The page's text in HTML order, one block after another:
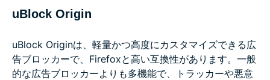
uBlock Origin
uBlock Originは、軽量かつ高度にカスタマイズできる広
告ブロッカーで、Firefoxと高い互換性があります。一般
的な広告ブロッカーよりも多機能で、トラッカーや悪意